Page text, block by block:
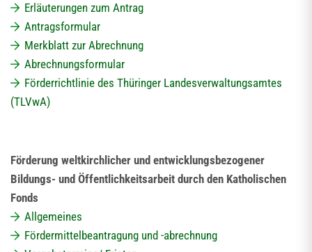
Erläuterungen zum Antrag
Antragsformular
Merkblatt zur Abrechnung
Abrechnungsformular
Förderrichtlinie des Thüringer Landesverwaltungsamtes
(TLVwA)
Förderung weltkirchlicher und entwicklungsbezogener
Bildungs- und Öffentlichkeitsarbeit durch den Katholischen
Fonds
Allgemeines
Fördermittelbeantragung und -abrechnung